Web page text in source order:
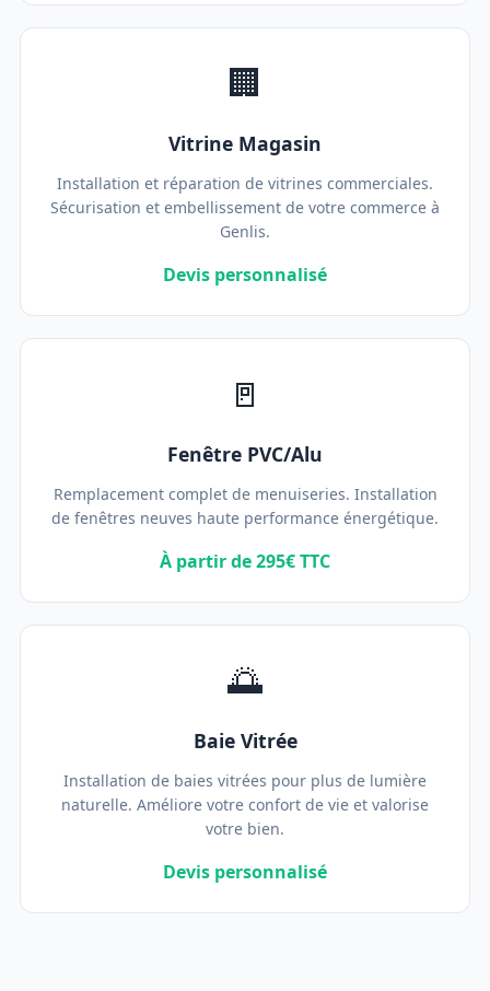
🏢
Vitrine Magasin
Installation et réparation de vitrines commerciales.
Sécurisation et embellissement de votre commerce à
Genlis.
Devis personnalisé
🚪
Fenêtre PVC/Alu
Remplacement complet de menuiseries. Installation
de fenêtres neuves haute performance énergétique.
À partir de 295€ TTC
🌅
Baie Vitrée
Installation de baies vitrées pour plus de lumière
naturelle. Améliore votre confort de vie et valorise
votre bien.
Devis personnalisé